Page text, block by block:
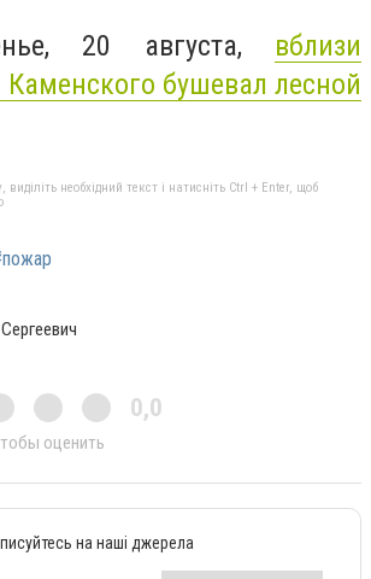
20 августа, вблизи
бушевал лесной
необхідний текст і натисніть Ctrl + Enter, щоб
0,0
оценить
на наші джерела